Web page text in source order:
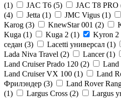
(1) JAC T6 (5) JAC T8 PRO
(4) Jetta (1) JMC Vigus (1)
Karog (3) KnewStar 001 (2)
Kuga (1) Kuga 2 (1) Kyron 2
седан (3) Lacetti универсал (1)
Lada Niva Travel (2) Lancer (1)
Land Cruiser Prado 120 (2) Land
Land Cruiser VX 100 (1)
Land
Фрилэндер (3) Land Rover
(1) Largus Cross (2) Largus